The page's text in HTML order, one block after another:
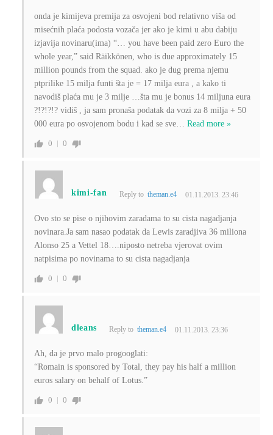
onda je kimijeva premija za osvojeni bod relativno viša od
misećnih plaća podosta vozača jer ako je kimi u abu dabiju
izjavija novinaru(ima) “… you have been paid zero Euro the
whole year,” said Räikkönen, who is due approximately 15
million pounds from the squad. ako je dug prema njemu
ptprilike 15 milja funti šta je = 17 milja eura , a kako ti
navodiš plaća mu je 3 milje …šta mu je bonus 14 miljuna eura
?!?!?!? vidiš , ja sam pronaša podatak da vozi za 8 milja + 50
000 eura po osvojenom bodu i kad se sve… Read more »
0 0
kimi-fan Reply to theman.e4 01.11.2013. 23:46
Ovo sto se pise o njihovim zaradama to su cista nagadjanja
novinara.Ja sam nasao podatak da Lewis zaradjiva 36 miliona
Alonso 25 a Vettel 18….niposto netreba vjerovat ovim
natpisima po novinama to su cista nagadjanja
0 0
dleans Reply totheman.e4 01.11.2013. 23:36
Ah, da je prvo malo progooglati:
“Romain is sponsored by Total, they pay his half a million
euros salary on behalf of Lotus.”
0 0